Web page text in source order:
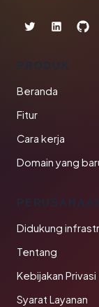
PRODUK
Beranda
Fitur
Cara kerja
Domain yang
Didukung
Tentang
Kebijakan Privasi
Syarat Layanan